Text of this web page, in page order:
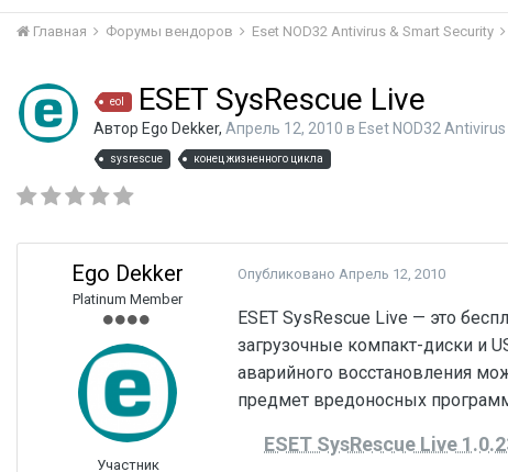
Главная Форумы вендоров Eset NOD32 Antivirus & Smart Security
eol ESET SysRescue Live
Автор Ego Dekker, Апрель 12, 2010 в Eset NOD32
sysrescue конец жизненного цикла
Ego Dekker
Platinum Member
Участник
Опубликовано Апрель 12, 2010
ESET SysRescue Live — это
загрузочные компакт-диски и
аварийного восстановления
предмет вредоносных
ESET SysRescue Live